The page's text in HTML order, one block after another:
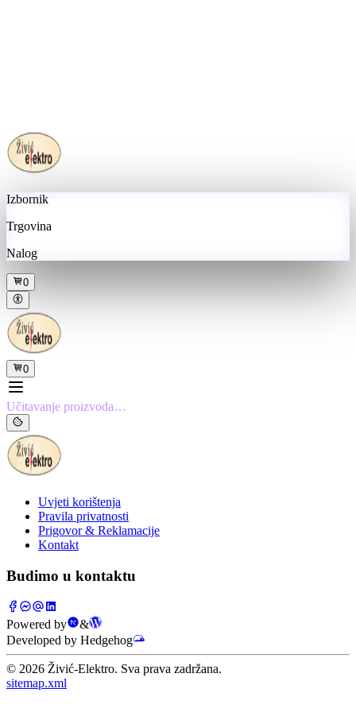
Izbornik
Trgovina
Nalog
0
0
Učitavanje proizvoda…
Uvjeti korištenja
Pravila privatnosti
Prigovor & Reklamacije
Kontakt
Budimo u kontaktu
Powered by
&
Developed by Hedgehog
© 2026 Živić-Elektro. Sva prava zadržana.
sitemap.xml